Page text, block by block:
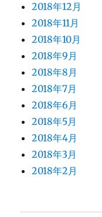
2018年12月
2018年11月
2018年10月
2018年9月
2018年8月
2018年7月
2018年6月
2018年5月
2018年4月
2018年3月
2018年2月